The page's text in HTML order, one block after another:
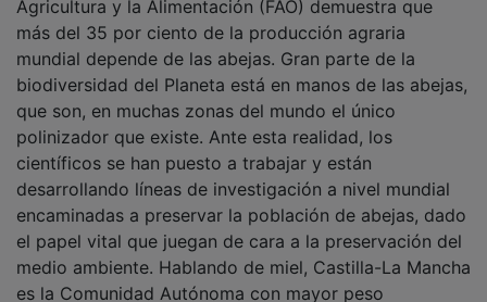
más del 35 por ciento de la producción agraria
mundial depende de las abejas. Gran parte de la
biodiversidad del Planeta está en manos de las abejas,
que son, en muchas zonas del mundo el único
polinizador que existe. Ante esta realidad, los
científicos se han puesto a trabajar y están
desarrollando líneas de investigación a nivel mundial
encaminadas a preservar la población de abejas, dado
el papel vital que juegan de cara a la preservación del
medio ambiente. Hablando de miel, Castilla-La Mancha
es la Comunidad Autónoma con mayor peso